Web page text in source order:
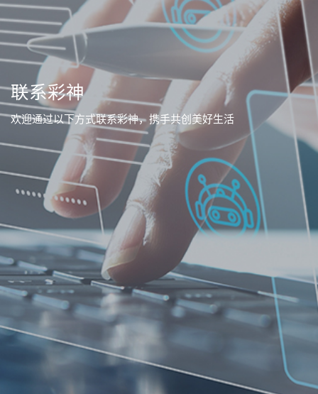
联系彩神
欢迎通过以下方式联系彩神，携手共创美好生活